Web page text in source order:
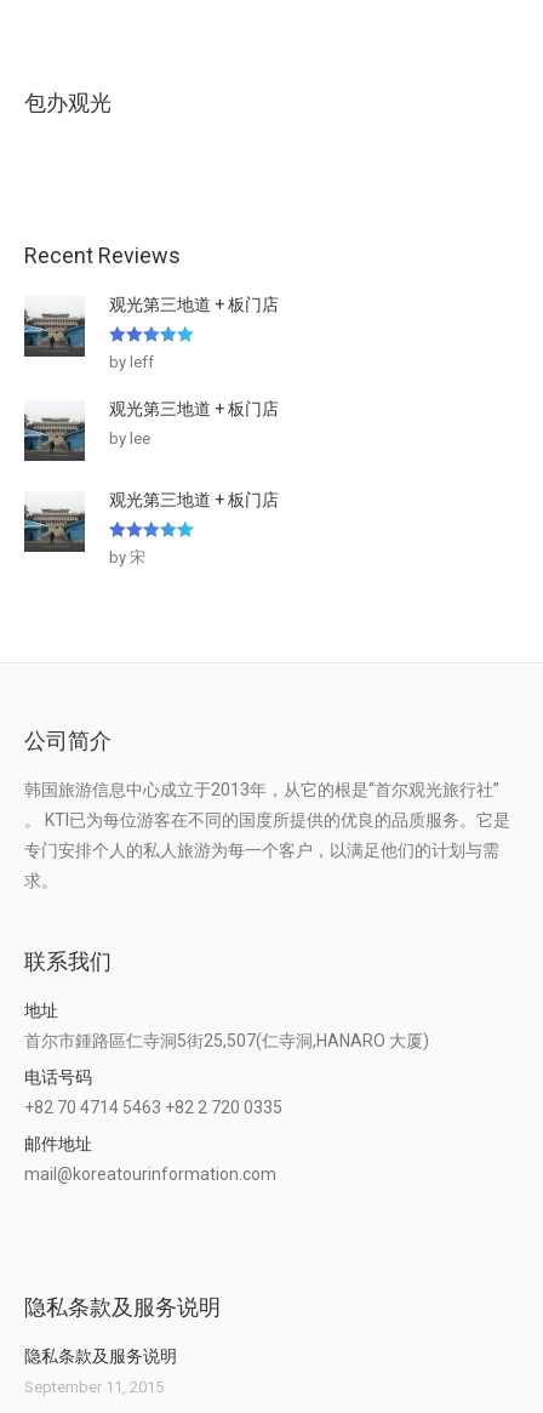
包办观光
Recent Reviews
观光第三地道 + 板门店
5out of 5
by leff
观光第三地道 + 板门店
by lee
观光第三地道 + 板门店
5out of 5
by 宋
公司简介
韩国旅游信息中心成立于2013年，从它的根是“首尔观光旅行社”
。 KTI已为每位游客在不同的国度所提供的优良的品质服务。它是
专门安排个人的私人旅游为每一个客户，以满足他们的计划与需
求。
联系我们
地址
首尔市鍾路區仁寺洞5街25,507(仁寺洞,HANARO 大厦)
电话号码
+82 70 4714 5463 +82 2 720 0335
邮件地址
mail@koreatourinformation.com
隐私条款及服务说明
隐私条款及服务说明
September 11, 2015